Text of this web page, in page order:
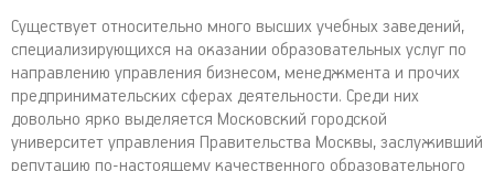
Существует относительно много высших учебных заведений,
специализирующихся на оказании образовательных услуг по
направлению управления бизнесом, менеджмента и прочих
предпринимательских сферах деятельности. Среди них
довольно ярко выделяется Московский городской
университет управления Правительства Москвы, заслуживший
репутацию по-настоящему качественного образовательного